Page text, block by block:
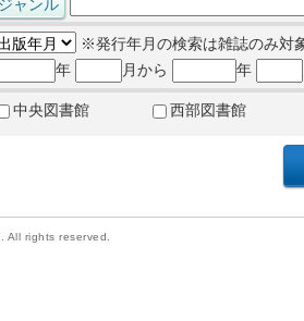
※発行年月の検索は雑誌のみ対
年
月から 年
中央図書館 西部図書館
rights reserved.